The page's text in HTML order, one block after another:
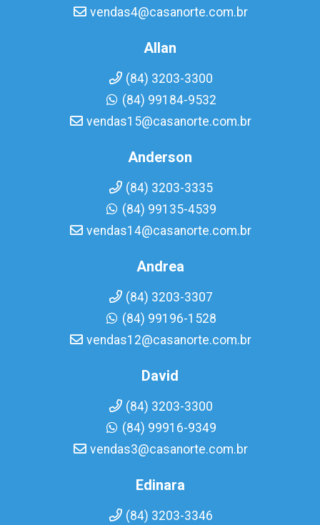
vendas4@casanorte.com.br
Allan
(84) 3203-3300
(84) 99184-9532
vendas15@casanorte.com.br
Anderson
(84) 3203-3335
(84) 99135-4539
vendas14@casanorte.com.br
Andrea
(84) 3203-3307
(84) 99196-1528
vendas12@casanorte.com.br
David
(84) 3203-3300
(84) 99916-9349
vendas3@casanorte.com.br
Edinara
(84) 3203-3346